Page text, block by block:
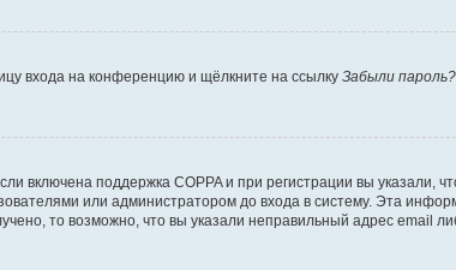
входа на конференцию и щёлкните на ссылку Забыли пароль?
включена поддержка COPPA и при регистрации вы указали,
или администратором до входа в систему. Эта
то возможно, что вы указали неправильный адрес email